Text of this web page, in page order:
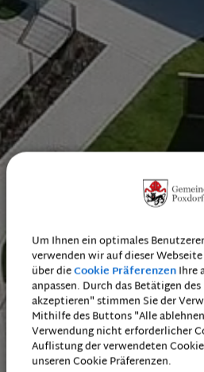
Um Ihnen ein optimales
verwenden wir auf dieser
über dieCookie PräferenzenIhre
anpassen. Durch das Betätigen
akzeptieren" stimmen Sie der
Mithilfe des Buttons "Alle
Verwendung nicht erforderlicher
Auflistung der verwendeten
unseren Cookie Präferenzen.